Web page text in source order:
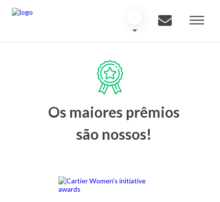
Os maiores prêmios
são nossos!